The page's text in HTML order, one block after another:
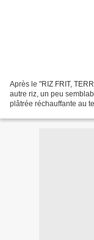
Après le "RIZ FRIT,
autre riz, un peu
plâtrée réchauffante au